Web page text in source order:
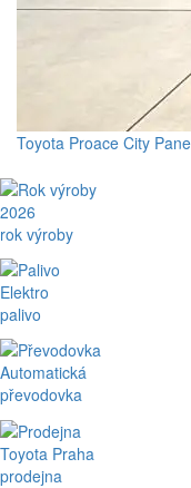
Toyota Proace City
2026
rok výroby
Elektro
palivo
Automatická
převodovka
Toyota Praha
prodejna